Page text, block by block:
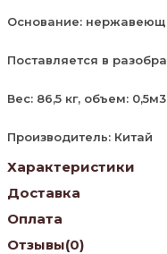
Основание:
Поставляется в
Вес: 86,5 кг, объем: 0,5м3
Производитель: Китай
Характеристики
Доставка
Оплата
Отзывы(0)